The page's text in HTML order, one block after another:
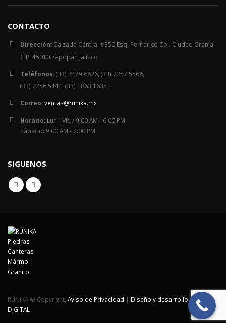
CONTACTO
Dirección: Calzada Central #350 Esq. Periférico Col. Ciudad Granja
C.P. 45010 Zapopan Jalisco
Teléfonos:(33) 3479 6826, (33) 2257 5568,
(33) 2256 5444, (33) 1863 1635
Correo:ventas@runika.mx
Horario: Lun - Vie / 9:00 AM - 6:00 PM
Sábado: 9:00 AM - 2:00 PM
SIGUENOS
RÚNIKA © Copyright. Aviso de Privacidad | Diseño y desarrollo GDL
DIGITAL